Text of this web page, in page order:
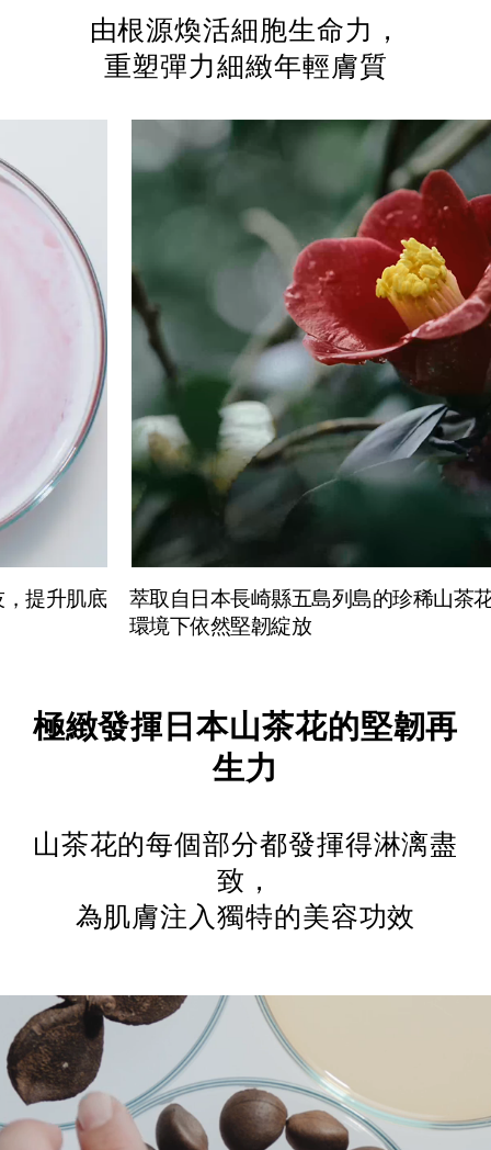
由根源煥活細胞生命力，
重塑彈力細緻年輕膚質
極緻發揮日本山茶花每個部分的堅韌再生力*
極緻發揮日本山茶花的堅韌再
生力
山茶花的每個部分都發揮得淋漓盡
致，
為肌膚注入獨特的美容功效